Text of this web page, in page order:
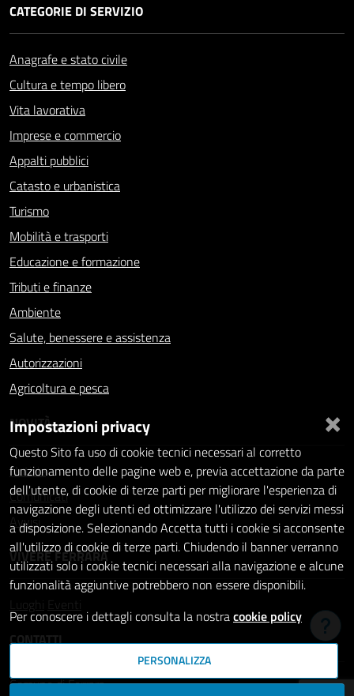
CATEGORIE DI SERVIZIO
Anagrafe e stato civile
Cultura e tempo libero
Vita lavorativa
Imprese e commercio
Appalti pubblici
Catasto e urbanistica
Turismo
Mobilità e trasporti
Educazione e formazione
Tributi e finanze
Ambiente
Salute, benessere e assistenza
Autorizzazioni
Agricoltura e pesca
NOVITÀ
Notizie
Comunicati
Avvisi
VIVERE FERRARA
Luoghi
Eventi
CONTATTI
Comune di Ferrara
×
Impostazioni privacy
Questo Sito fa uso di cookie tecnici necessari al corretto
funzionamento delle pagine web e, previa accettazione da parte
dell'utente, di cookie di terze parti per migliorare l'esperienza di
navigazione degli utenti ed ottimizzare l'utilizzo dei servizi messi
a disposizione. Selezionando Accetta tutti i cookie si acconsente
all'utilizzo di cookie di terze parti. Chiudendo il banner verranno
utilizzati solo i cookie tecnici necessari alla navigazione e alcune
funzionalità aggiuntive potrebbero non essere disponibili.
Per conoscere i dettagli consulta la nostracookie policy
PERSONALIZZA
Hai